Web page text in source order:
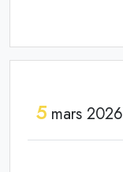
5mars 2026